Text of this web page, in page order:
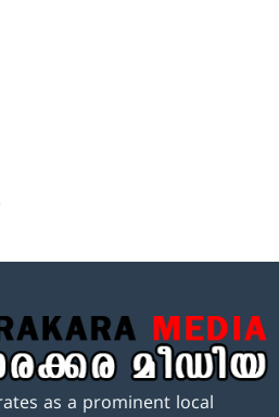
as a prominent local